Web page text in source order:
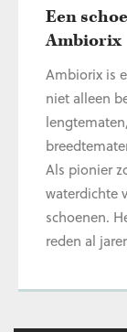
Een
Ambiorix
Ambiorix is
niet alleen
Als pionier
waterdichte
schoenen.
reden al